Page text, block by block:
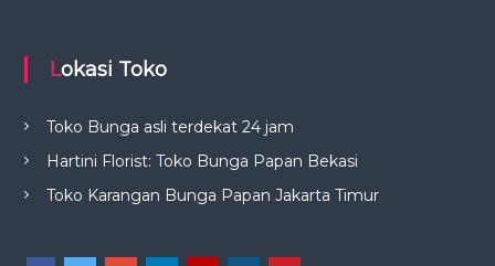
Lokasi Toko
Toko Bunga asli terdekat 24 jam
Hartini Florist: Toko Bunga Papan Bekasi
Toko Karangan Bunga Papan Jakarta Timur